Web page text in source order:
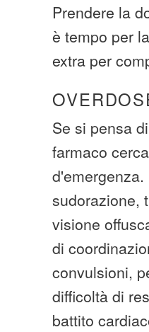
Prendere la
è tempo per
extra per
Se si pensa
farmaco
sudorazione,
visione
di
convulsioni,
difficoltà di
battito